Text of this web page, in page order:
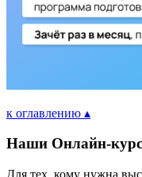
к оглавлению ▴
Наши Онлайн-